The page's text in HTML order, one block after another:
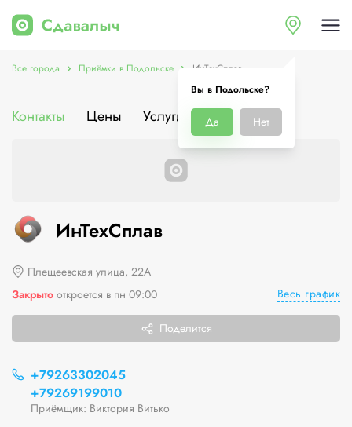
Вы в Подольске?
Да Нет
Все города Приёмки в Подольске ИнТехСплав
Контакты Цены Услуги О компании
ИнТехСплав
Плещеевская улица, 22А
Закрыто откроется в пн 09:00 Весь график
Поделится
+79263302045
+79269199010
Приёмщик: Виктория Витько